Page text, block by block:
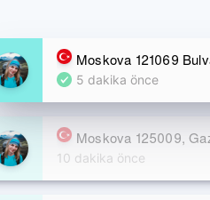
Moskova 125009,
10 dakika önce
Moskova 121069
5 dakika önce